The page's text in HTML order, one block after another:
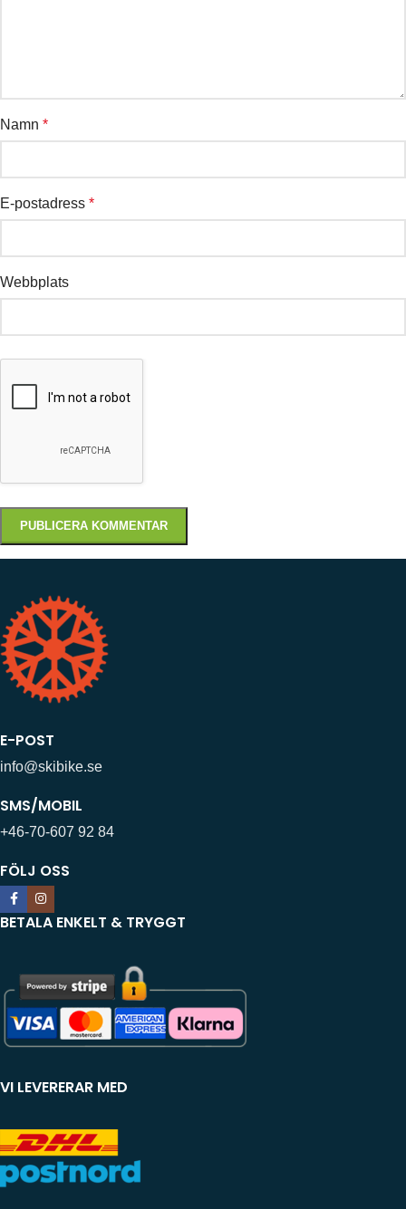
Namn *
E-postadress *
Webbplats
E-POST
info@skibike.se
SMS/MOBIL
+46-70-607 92 84
FÖLJ OSS
BETALA ENKELT & TRYGGT
VI LEVERERAR MED